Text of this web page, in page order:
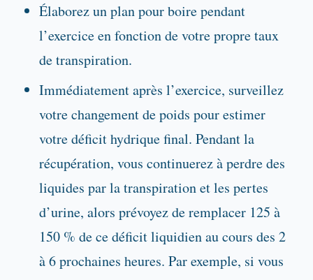
Élaborez un plan pour boire pendant
l’exercice en fonction de votre propre taux
de transpiration.
Immédiatement après l’exercice, surveillez
votre changement de poids pour estimer
votre déficit hydrique final. Pendant la
récupération, vous continuerez à perdre des
liquides par la transpiration et les pertes
d’urine, alors prévoyez de remplacer 125 à
150 % de ce déficit liquidien au cours des 2
à 6 prochaines heures. Par exemple, si vous